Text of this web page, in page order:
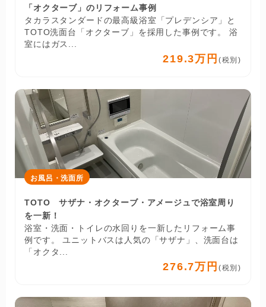
「オクターブ」のリフォーム事例
タカラスタンダードの最高級浴室「プレデンシア」と
TOTO洗面台「オクターブ」を採用した事例です。 浴
室にはガス...
219.3万円 (税別)
お風呂・洗面所
TOTO サザナ・オクターブ・アメージュで浴室周り
を一新！
浴室・洗面・トイレの水回りを一新したリフォーム事
例です。 ユニットバスは人気の「サザナ」、洗面台は
「オクタ...
276.7万円 (税別)